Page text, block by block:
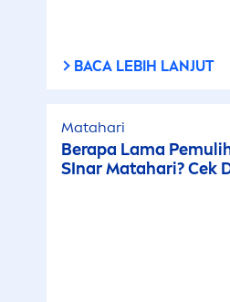
BACA LEBIH LANJUT
Matahari
Berapa Lama
SInar Matahari? Cek